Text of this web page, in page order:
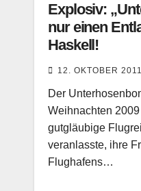
Explosiv:
nur einen
Haskell!
12. OKTOBER 2011
Der
Weihnachten
gutgläubige
veranlasste, ihre
Flughafens…